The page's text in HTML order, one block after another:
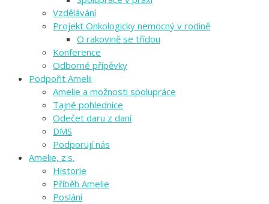
Vzdělávání
Projekt Onkologicky nemocný v rodině
O rakovině se třídou
Konference
Odborné přípěvky
Podpořit Amelii
Amelie a možnosti spolupráce
Tajné pohlednice
Odečet daru z daní
DMS
Podporují nás
Amelie, z.s.
Historie
Příběh Amelie
Poslání